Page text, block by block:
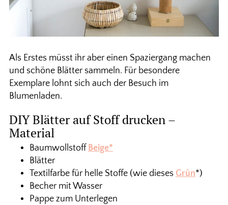
Als Erstes müsst ihr aber einen Spaziergang machen
und schöne Blätter sammeln. Für besondere
Exemplare lohnt sich auch der Besuch im
Blumenladen.
DIY Blätter auf Stoff drucken –
Material
Baumwollstoff Beige*
Blätter
Textilfarbe für helle Stoffe (wie dieses Grün*)
Becher mit Wasser
Pappe zum Unterlegen